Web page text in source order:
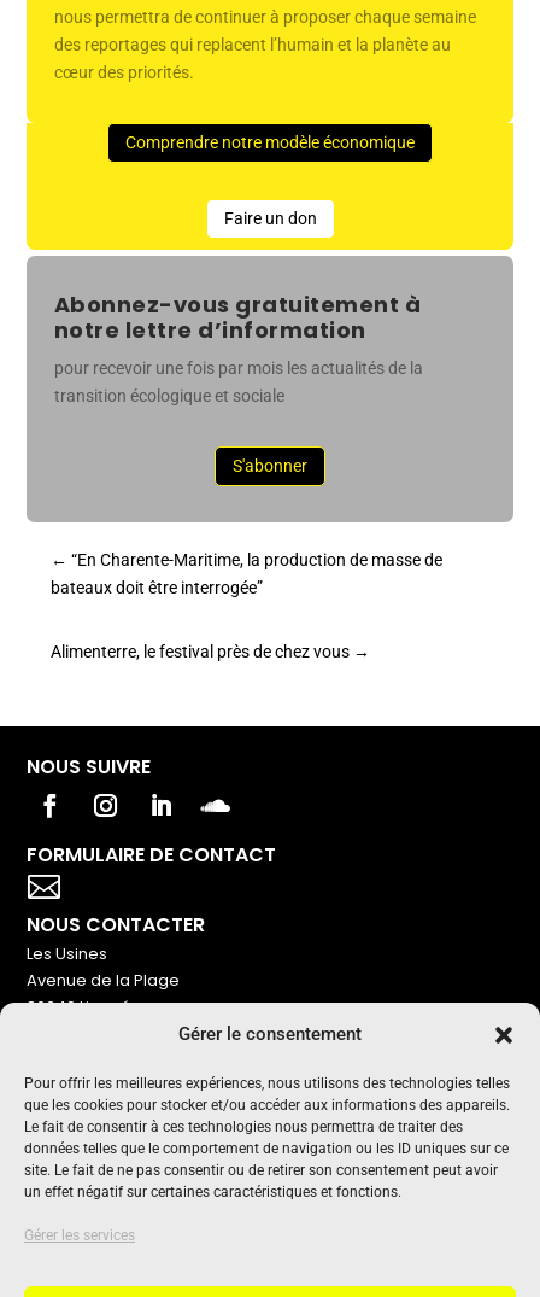
Gérer le consentement
Pour offrir les meilleures expériences, nous utilisons des technologies telles
que les cookies pour stocker et/ou accéder aux informations des appareils.
Le fait de consentir à ces technologies nous permettra de traiter des
données telles que le comportement de navigation ou les ID uniques sur ce
site. Le fait de ne pas consentir ou de retirer son consentement peut avoir
un effet négatif sur certaines caractéristiques et fonctions.
Gérer les services
nous permettra de continuer à proposer chaque semaine
des reportages qui replacent l’humain et la planète au
cœur des priorités.
Comprendre notre modèle économique
Faire un don
Abonnez-vous gratuitement à
notre lettre d’information
pour recevoir une fois par mois les actualités de la
transition écologique et sociale
S'abonner
←“En Charente-Maritime, la production de masse de
bateaux doit être interrogée”
Alimenterre, le festival près de chez vous →
NOUS SUIVRE
FORMULAIRE DE CONTACT

NOUS CONTACTER
Les Usines
Avenue de la Plage
86240 Ligugé
NOUS SOUTENIR
Pour maintenir un média indépendant, gratuit et sans
publicité
Oui !